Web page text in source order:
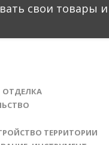
свои товары и
ОТДЕЛКА
ТЕРРИТОРИИ